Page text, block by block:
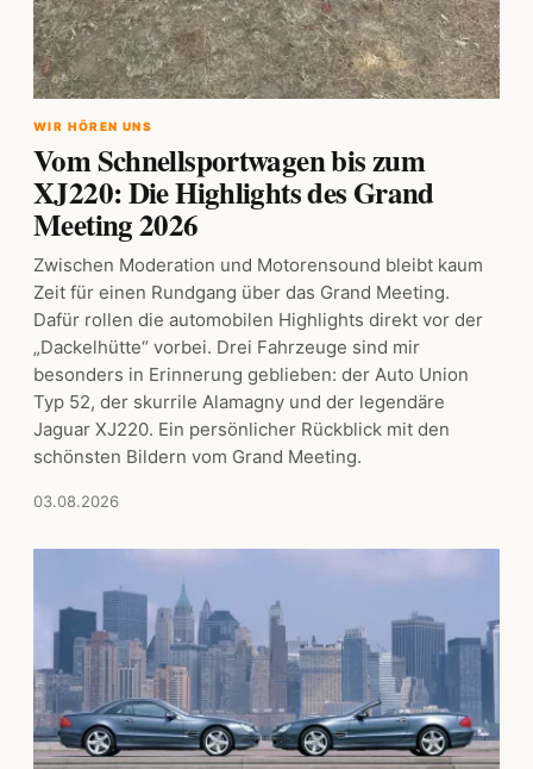
WIR HÖREN UNS
Vom Schnellsportwagen bis zum
XJ220: Die Highlights des Grand
Meeting 2026
Zwischen Moderation und Motorensound bleibt kaum
Zeit für einen Rundgang über das Grand Meeting.
Dafür rollen die automobilen Highlights direkt vor der
„Dackelhütte“ vorbei. Drei Fahrzeuge sind mir
besonders in Erinnerung geblieben: der Auto Union
Typ 52, der skurrile Alamagny und der legendäre
Jaguar XJ220. Ein persönlicher Rückblick mit den
schönsten Bildern vom Grand Meeting.
03.08.2026